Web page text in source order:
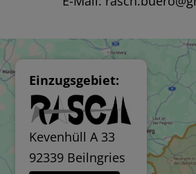
Einzugsgebiet:
Kevenhüll A 33
92339 Beilngries